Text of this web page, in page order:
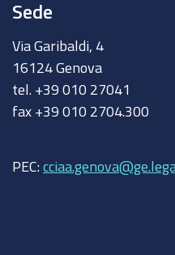
Sede
Via Garibaldi, 4
16124 Genova
tel. +39 010 27041
fax +39 010 2704.300
PEC: